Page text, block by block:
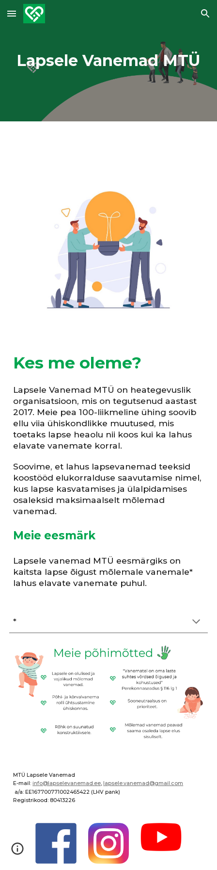
Skip to main content Skip to navigation
Lapsele Vanemad MTÜ
Kes me oleme?
Lapsele Vanemad MTÜ on heategevuslik
organisatsioon, mis on tegutsenud aastast
2017. Meie pea 100-liikmeline ühing soovib
ellu viia ühiskondlikke muutused, mis
toetaks lapse heaolu nii koos kui ka lahus
elavate vanemate korral.
Soovime, et lahus lapsevanemad teeksid
koostööd elukorralduse saavutamise nimel,
kus lapse kasvatamises ja ülalpidamises
osaleksid maksimaalselt mõlemad
vanemad.
Meie eesmärk
Lapsele vanemad MTÜ eesmärgiks on
kaitsta lapse õigust mõlemale vanemale*
lahus elavate vanemate puhul.
*
MTÜ Lapsele Vanemad
E-mail: info@lapselevanemad.ee, lapsele.vanemad@gmail.com
a/a: EE167700771002465422 (LHV pank)
Registrikood: 80413226